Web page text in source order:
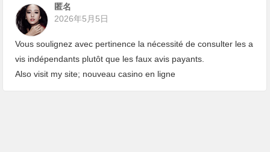
匿名
2026年5月5日
Vous soulignez avec pertinence la nécessité de consulter les a
vis indépendants plutôt que les faux avis payants.
Also visit my site; nouveau casino en ligne